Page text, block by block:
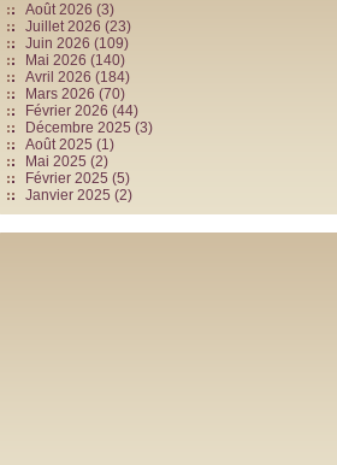
Août 2026 (3)
Juillet 2026 (23)
Juin 2026 (109)
Mai 2026 (140)
Avril 2026 (184)
Mars 2026 (70)
Février 2026 (44)
Décembre 2025 (3)
Août 2025 (1)
Mai 2025 (2)
Février 2025 (5)
Janvier 2025 (2)